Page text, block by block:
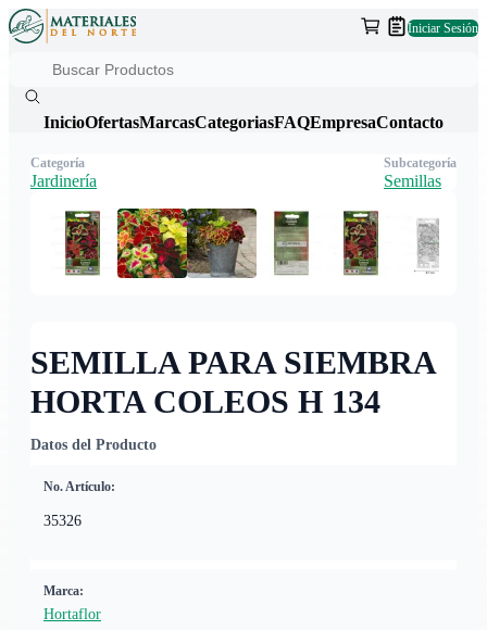
Iniciar Sesión
InicioOfertasMarcasCategoriasFAQEmpresaContacto
SEMILLA PARA SIEMBRA
HORTA COLEOS H 134
Datos del Producto
No. Artículo:
35326
Marca:
Hortaflor
Categoría
Jardinería
Subcategoría
Semillas